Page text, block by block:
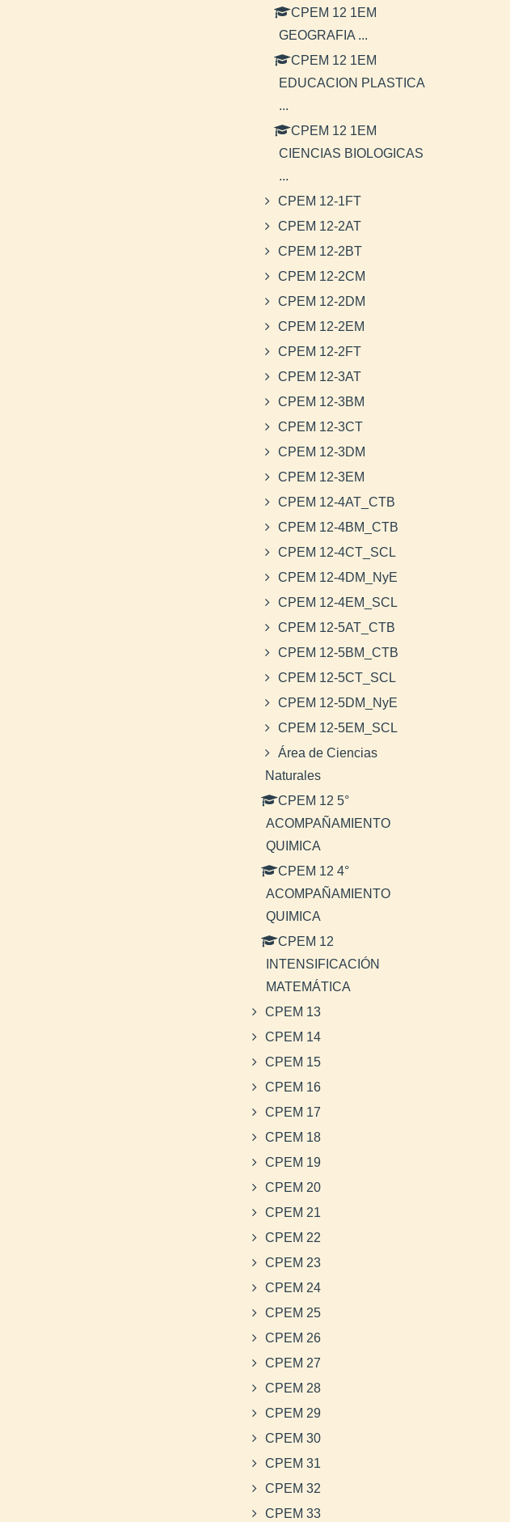
CPEM 12 1EM
GEOGRAFIA ...
CPEM 12 1EM
EDUCACION PLASTICA
...
CPEM 12 1EM
CIENCIAS BIOLOGICAS
...
CPEM 12-1FT
CPEM 12-2AT
CPEM 12-2BT
CPEM 12-2CM
CPEM 12-2DM
CPEM 12-2EM
CPEM 12-2FT
CPEM 12-3AT
CPEM 12-3BM
CPEM 12-3CT
CPEM 12-3DM
CPEM 12-3EM
CPEM 12-4AT_CTB
CPEM 12-4BM_CTB
CPEM 12-4CT_SCL
CPEM 12-4DM_NyE
CPEM 12-4EM_SCL
CPEM 12-5AT_CTB
CPEM 12-5BM_CTB
CPEM 12-5CT_SCL
CPEM 12-5DM_NyE
CPEM 12-5EM_SCL
Área de Ciencias
Naturales
CPEM 12 5°
ACOMPAÑAMIENTO
QUIMICA
CPEM 12 4°
ACOMPAÑAMIENTO
QUIMICA
CPEM 12
INTENSIFICACIÓN
MATEMÁTICA
CPEM 13
CPEM 14
CPEM 15
CPEM 16
CPEM 17
CPEM 18
CPEM 19
CPEM 20
CPEM 21
CPEM 22
CPEM 23
CPEM 24
CPEM 25
CPEM 26
CPEM 27
CPEM 28
CPEM 29
CPEM 30
CPEM 31
CPEM 32
CPEM 33